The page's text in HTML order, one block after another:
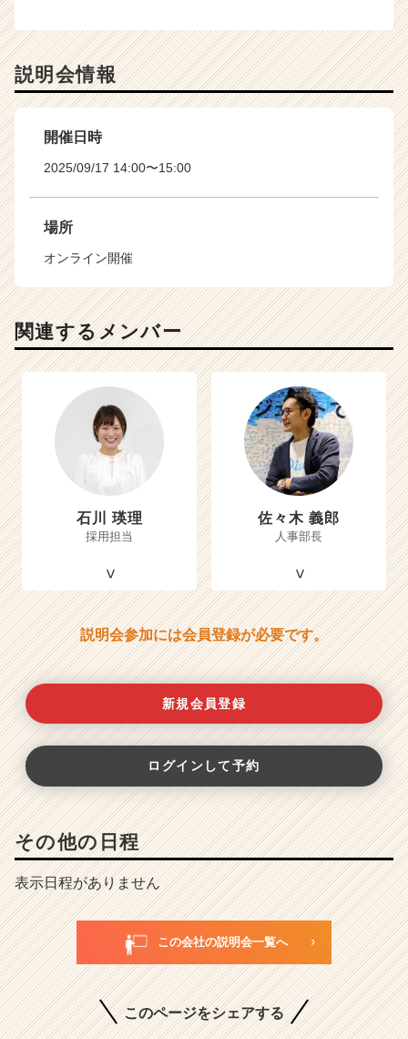
説明会情報
開催日時
2025/09/17 14:00〜15:00
場所
オンライン開催
関連するメンバー
石川 瑛理
採用担当
佐々木 義郎
人事部長
説明会参加には会員登録が必要です。
新規会員登録
ログインして予約
その他の日程
表示日程がありません
この会社の説明会一覧へ
このページをシェアする